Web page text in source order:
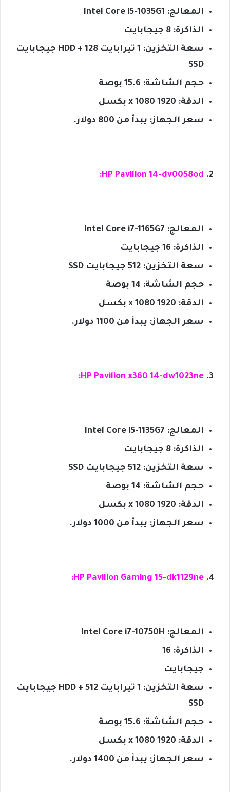
المعالج: Intel Core i5-1035G1
الذاكرة: 8 جيجابايت
سعة التخزين: 1 تيرابايت HDD + 128 جيجابايت
SSD
حجم الشاشة: 15.6 بوصة
الدقة: 1920 x 1080 بكسل
سعر الجهاز: يبدأ من 800 دولار.
HP Pavilion 14-dv0058od:
المعالج: Intel Core i7-1165G7
الذاكرة: 16 جيجابايت
سعة التخزين: 512 جيجابايت SSD
حجم الشاشة: 14 بوصة
الدقة: 1920 x 1080 بكسل
سعر الجهاز: يبدأ من 1100 دولار.
HP Pavilion x360 14-dw1023ne:
المعالج: Intel Core i5-1135G7
الذاكرة: 8 جيجابايت
سعة التخزين: 512 جيجابايت SSD
حجم الشاشة: 14 بوصة
الدقة: 1920 x 1080 بكسل
سعر الجهاز: يبدأ من 1000 دولار.
HP Pavilion Gaming 15-dk1129ne:
المعالج: Intel Core i7-10750H
الذاكرة: 16
جيجابايت
سعة التخزين: 1 تيرابايت HDD + 512 جيجابايت
SSD
حجم الشاشة: 15.6 بوصة
الدقة: 1920 x 1080 بكسل
سعر الجهاز: يبدأ من 1400 دولار.